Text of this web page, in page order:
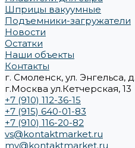
Шприцы вакуумные
Подъемники-загружатели
Новости
Остатки
Наши объекты
Контакты
г. Смоленск, ул. Энгельса,
г.Москва ул.Кетчерская, 13
+7 (910) 112-36-15
+7 (915) 640-01-83
+7 (910) 116-20-82
vs@kontaktmarket.ru
mv@kontaktmarket.ru